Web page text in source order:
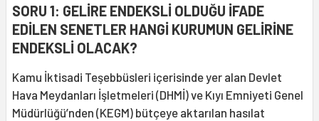
SORU 1: GELİRE ENDEKSLİ OLDUĞU İFADE
EDİLEN SENETLER HANGİ KURUMUN GELİRİNE
ENDEKSLİ OLACAK?
Kamu İktisadi Teşebbüsleri içerisinde yer alan Devlet
Hava Meydanları İşletmeleri (DHMİ) ve Kıyı Emniyeti Genel
Müdürlüğü’nden (KEGM) bütçeye aktarılan hasılat